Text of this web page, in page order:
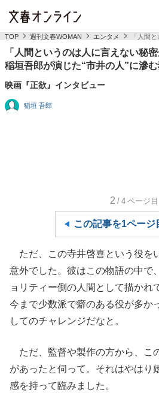
TOP 週刊文春WOMAN エンタメ 「人間
「人間というのは人に言えない秘
稲垣吾郎が演じた“市井の人”に滲
映画『正欲』インタビュー
稲垣 吾郎
2 /4 ページ目
この記事を1ページ
ただ、この寺井啓喜という役を
意外でした。彼はこの物語の中で
ョリティー側の人間として描かれ
今まで少数派で癖のある役が多か
してのチャレンジだなと。
ただ、監督や製作の方から、こ
があったと伺って。それはやはり
感を持って臨みました。